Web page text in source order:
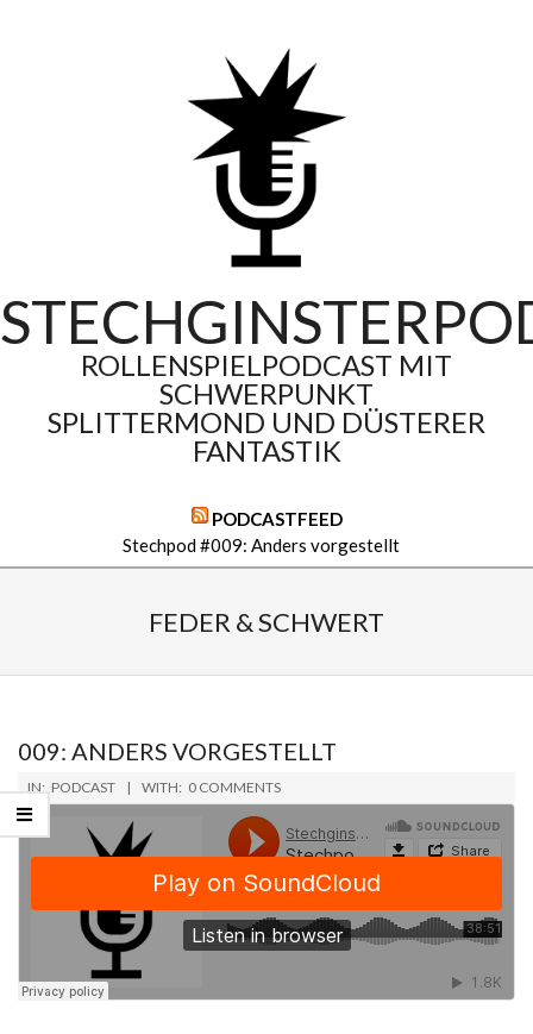
ROLLENSPIELPODCAST MIT
SCHWERPUNKT
SPLITTERMOND UND DÜSTERER
FANTASTIK
PODCASTFEED
Stechpod #009: Anders vorgestellt
FEDER & SCHWERT
009: ANDERS VORGESTELLT
2019-
06-
14
IN: PODCAST WITH: 0 COMMENTS